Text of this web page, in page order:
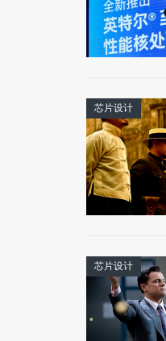
芯片设计
芯片设计